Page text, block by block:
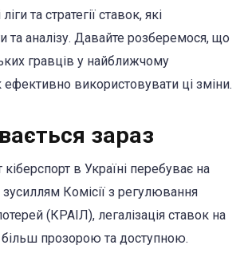
та стратегії ставок, які
та аналізу. Давайте розберемося, що
гравців у найближчому
ефективно використовувати ці зміни.
зараз
в Україні перебуває на
Комісії з регулювання
(КРАІЛ), легалізація ставок на
більш прозорою та доступною.